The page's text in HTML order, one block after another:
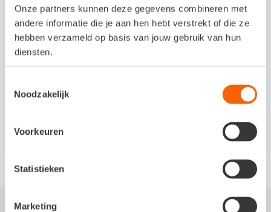
Onze partners kunnen deze gegevens combineren met
andere informatie die je aan hen hebt verstrekt of die ze
hebben verzameld op basis van jouw gebruik van hun
diensten.
Noodzakelijk
Voorkeuren
Statistieken
Marketing
Opdeze paginadownload je via de
knop bovenaan de nieuwe versie
12.195.152.0.
Klikhier
voor release notes 12.195.36.0